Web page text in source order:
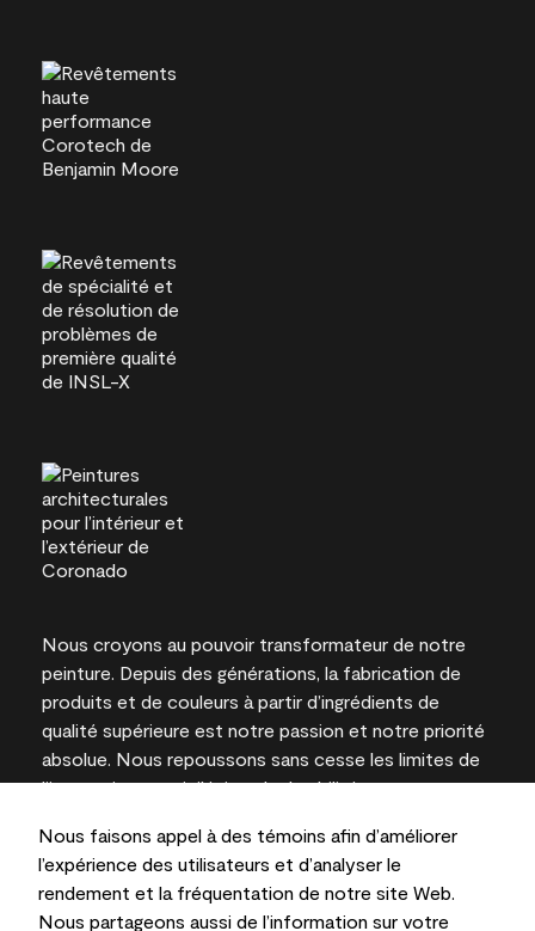
Nous faisons appel à des témoins afin d’améliorer
l’expérience des utilisateurs et d’analyser le
rendement et la fréquentation de notre site Web.
Nous partageons aussi de l’information sur votre
Nous croyons au pouvoir transformateur de notre
peinture. Depuis des générations, la fabrication de
produits et de couleurs à partir d’ingrédients de
qualité supérieure est notre passion et notre priorité
absolue. Nous repoussons sans cesse les limites de
l’innovation et privilégions la durabilité pour
l’expertise locale.